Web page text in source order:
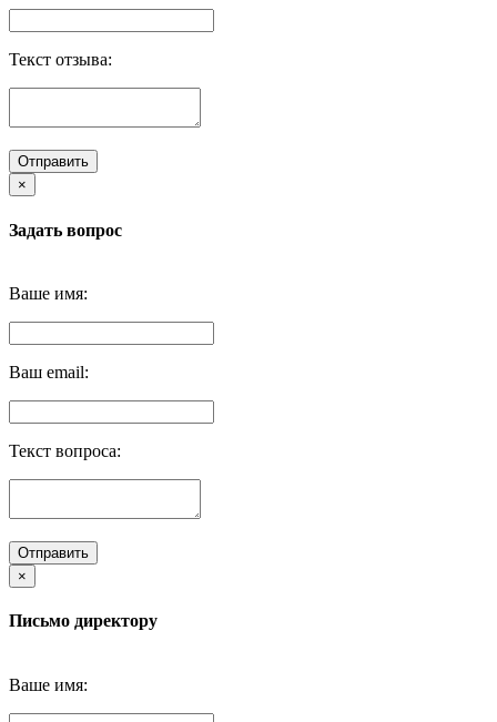
Текст отзыва:
Отправить
×
Задать вопрос
Ваше имя:
Ваш email:
Текст вопроса:
Отправить
×
Письмо директору
Ваше имя: